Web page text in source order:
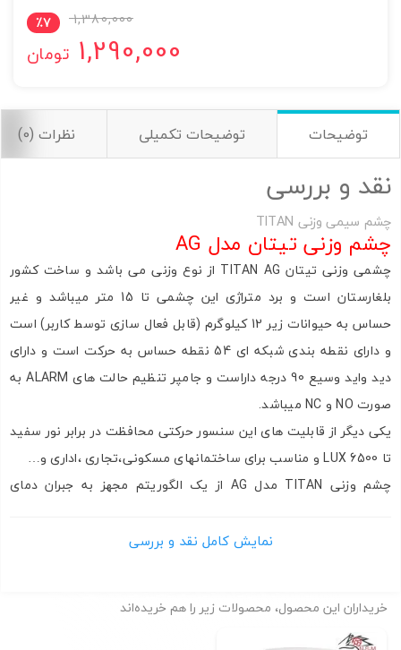
٪7 1,380,000
1,290,000 تومان
توضیحات توضیحات تکمیلی نظرات (0)
نقد و بررسی
چشم سیمی وزنی TITAN
چشم وزنی تیتان مدل AG
چشمی وزنی تیتان TITAN AG از نوع وزنی می باشد و ساخت کشور
بلغارستان است و برد متراژی این چشمی تا 15 متر میباشد و غیر
حساس به حیوانات زیر 12 کیلوگرم (قابل فعال سازی توسط کاربر) است
و دارای نقطه بندی شبکه ای 54 نقطه حساس به حرکت است و دارای
دید واید وسیع 90 درجه داراست و جامپر تنظیم حالت های ALARM به
صورت NO و NC میباشد.
یکی دیگر از قابلیت های این سنسور حرکتی محافظت در برابر نور سفید
تا 6500 LUX و مناسب برای ساختمانهای مسکونی،تجاری ،اداری و…
چشم وزنی TITAN مدل AG از یک الگوریتم
مجهز به جبران دمای
نمایش کامل نقد و بررسی
خریداران این محصول، محصولات زیر را هم خریده‌اند
اشتراک گذاری در شبکه های اجتماعی
ارسال به ایمیل
ارسال
به من از طریق پیامک اطلاع بده